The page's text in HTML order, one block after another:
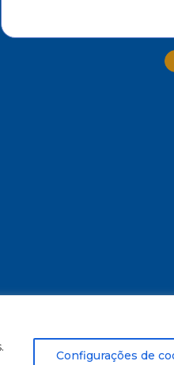
Configurações de
- CNPJ/MF 17.271.982/0001-59